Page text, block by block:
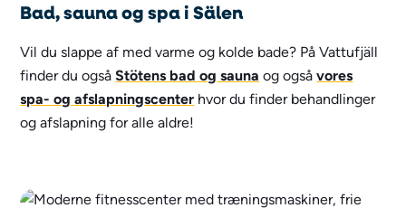
Bad, sauna og spa i Sälen
Vil du slappe af med varme og kolde bade? På Vattufjäll
finder du ogsåStötens bad og sauna og ogsåvores
spa- og afslapningscenter hvor du finder behandlinger
og afslapning for alle aldre!